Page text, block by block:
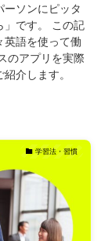
ーソンにピッタ
」です。 この記
英語を使って働
のアプリを実際
介します。
学習法・習慣